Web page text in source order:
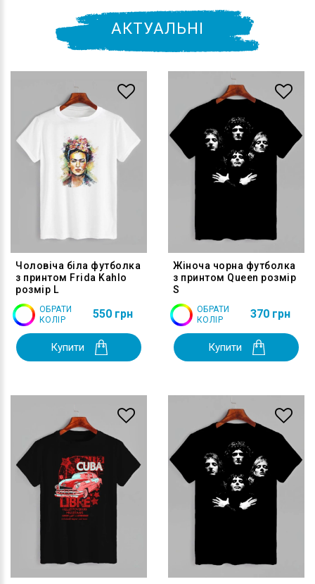
АКТУАЛЬНІ
Чоловіча біла футболка
з принтом Frida Kahlo
розмір L
ОБРАТИ
КОЛІР
550 грн
Купити
Жіноча чорна футболка
з принтом Queen розмір
S
ОБРАТИ
КОЛІР
370 грн
Купити